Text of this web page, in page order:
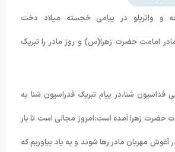
و واترپلو در پیامی خجسته میلاد دخت
امامت حضرت زهرا(س) و روز مادر را تبریک
فداسیون شنا،در پیام تبریک فدراسیون شنا به
حضرت زهرا آمده است:امروز مجالی است تا بار
آغوش مهربان مادر رها شوند و به یاد بیاوریم که